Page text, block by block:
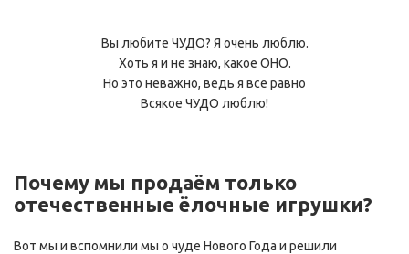
Вы любите ЧУДО? Я очень люблю.
Хоть я и не знаю, какое ОНО.
Но это неважно, ведь я все равно
Всякое ЧУДО люблю!
Почему мы продаём только
отечественные ёлочные игрушки?
Вот мы и вспомнили мы о чуде Нового Года и решили